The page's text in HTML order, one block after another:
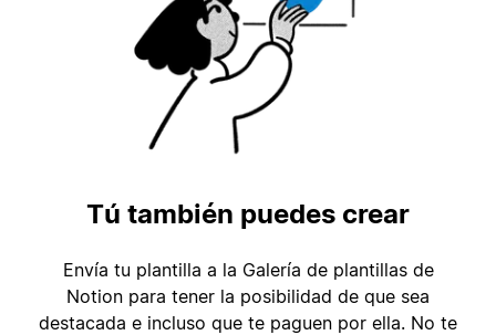
Tú también puedes crear
Envía tu plantilla a la Galería de plantillas de
Notion para tener la posibilidad de que sea
destacada e incluso que te paguen por ella. No te